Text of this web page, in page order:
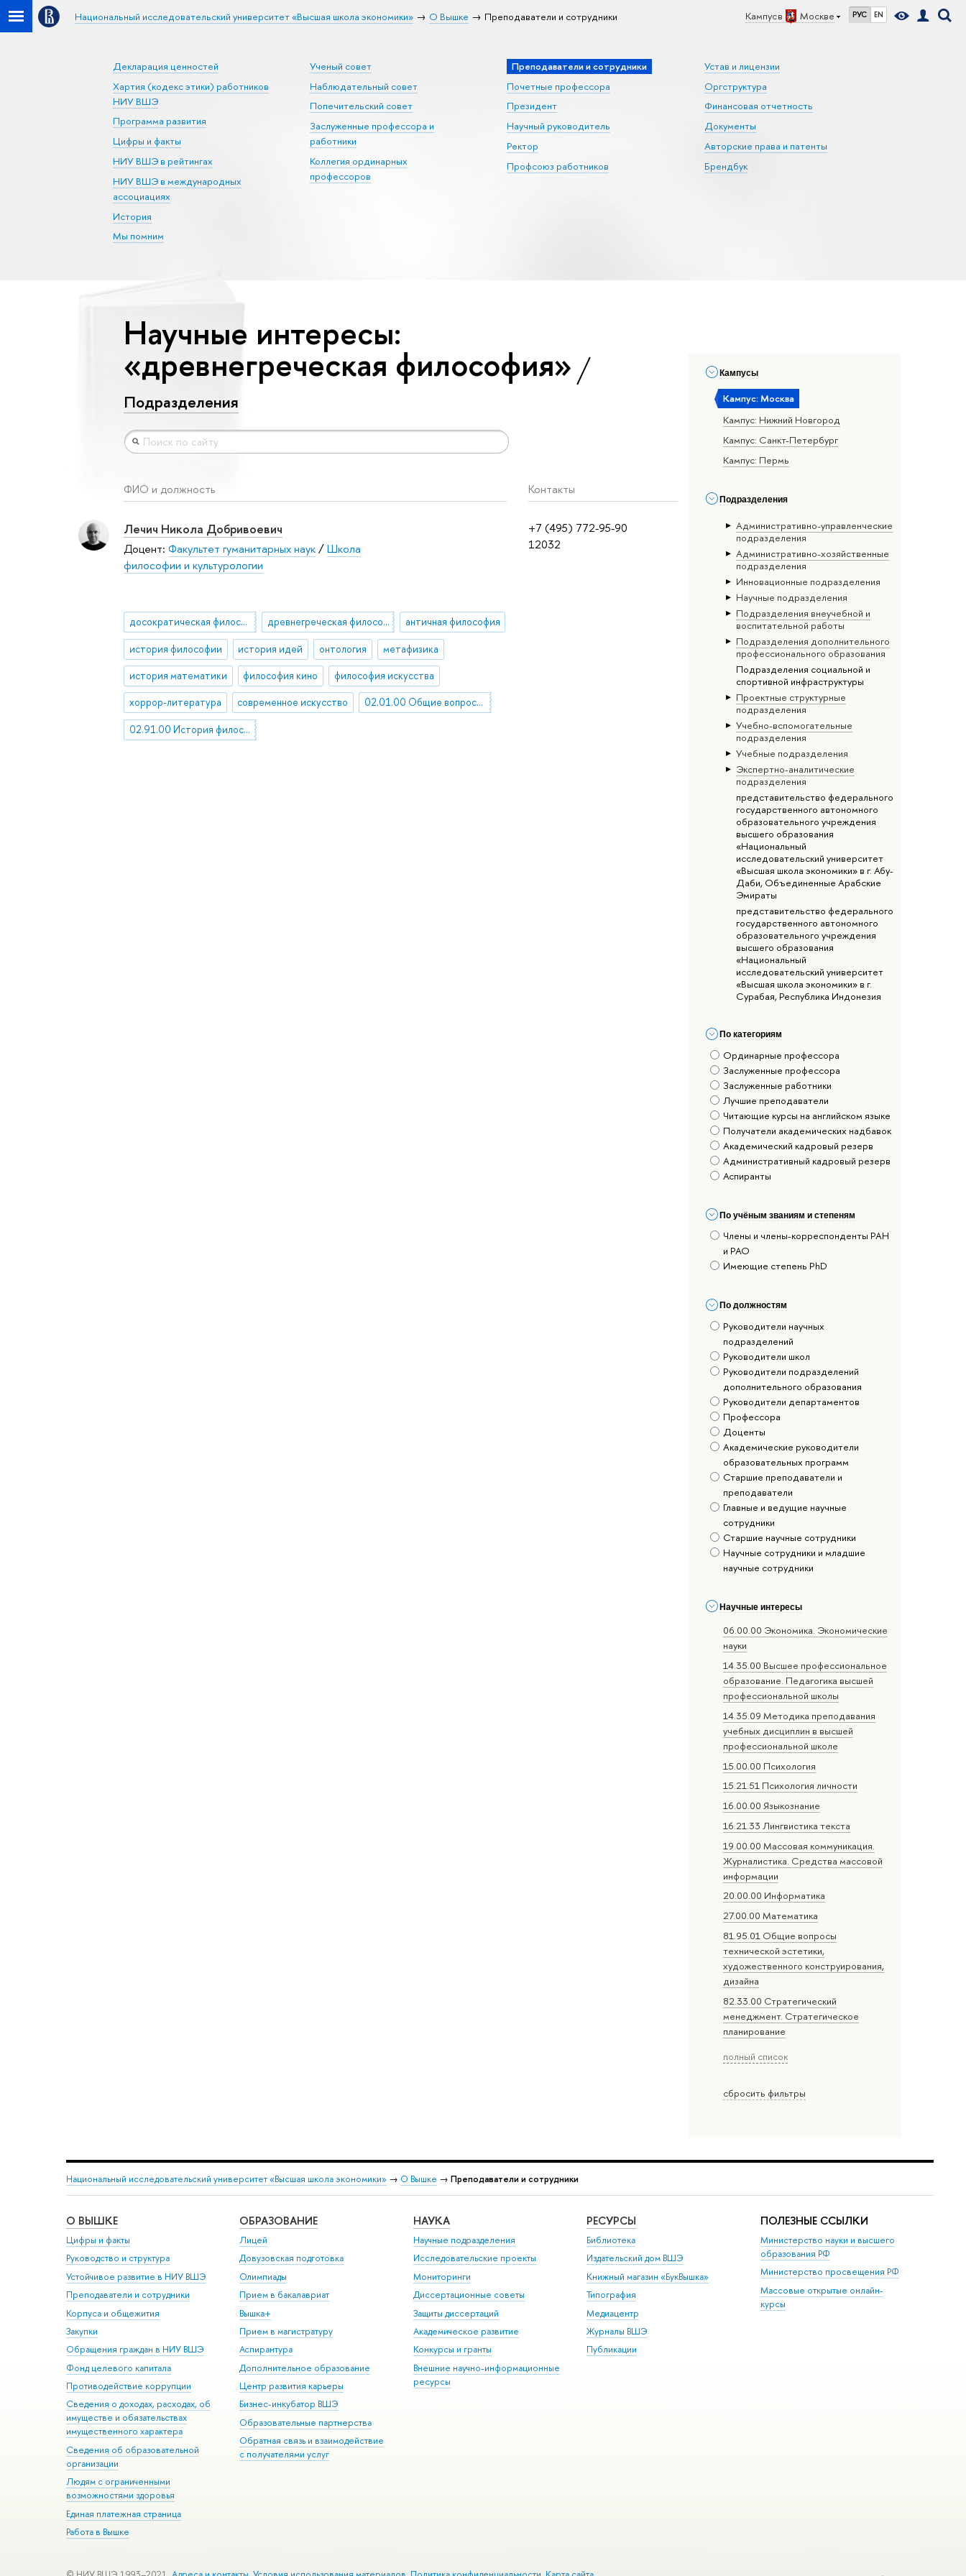
Кампус в Москве РУС EN
Национальный исследовательский университет «Высшая школа экономики» О Вышке Преподаватели и сотрудники
Декларация ценностей
Хартия (кодекс этики) работников
НИУ ВШЭ
Программа развития
Цифры и факты
НИУ ВШЭ в рейтингах
НИУ ВШЭ в международных
ассоциациях
История
Мы помним
Ученый совет
Наблюдательный совет
Попечительский совет
Заслуженные профессора и
работники
Коллегия ординарных
профессоров
Преподаватели и сотрудники
Почетные профессора
Президент
Научный руководитель
Ректор
Профсоюз работников
Устав и лицензии
Оргструктура
Финансовая отчетность
Документы
Авторские права и патенты
Брендбук
Кампусы
Кампус: Москва
Кампус: Нижний Новгород
Кампус: Санкт-Петербург
Кампус: Пермь
Подразделения
Административно-управленческие
подразделения
Административно-хозяйственные
подразделения
Инновационные подразделения
Научные подразделения
Подразделения внеучебной и
воспитательной работы
Подразделения дополнительного
профессионального образования
Подразделения социальной и
спортивной инфраструктуры
Проектные структурные
подразделения
Учебно-вспомогательные
подразделения
Учебные подразделения
Экспертно-аналитические
подразделения
представительство федерального
государственного автономного
образовательного учреждения
высшего образования
«Национальный
исследовательский университет
«Высшая школа экономики» в г. Абу-
Даби, Объединенные Арабские
Эмираты
представительство федерального
государственного автономного
образовательного учреждения
высшего образования
«Национальный
исследовательский университет
«Высшая школа экономики» в г.
Сурабая, Республика Индонезия
По категориям
Ординарные профессора
Заслуженные профессора
Заслуженные работники
Лучшие преподаватели
Читающие курсы на английском языке
Получатели академических надбавок
Академический кадровый резерв
Административный кадровый резерв
Аспиранты
По учёным званиям и степеням
Члены и члены-корреспонденты РАН
и РАО
Имеющие степень PhD
По должностям
Руководители научных
подразделений
Руководители школ
Руководители подразделений
дополнительного образования
Руководители департаментов
Профессора
Доценты
Академические руководители
образовательных программ
Старшие преподаватели и
преподаватели
Главные и ведущие научные
сотрудники
Старшие научные сотрудники
Научные сотрудники и младшие
научные сотрудники
Научные интересы
06.00.00 Экономика. Экономические
науки
14.35.00 Высшее профессиональное
образование. Педагогика высшей
профессиональной школы
14.35.09 Методика преподавания
учебных дисциплин в высшей
профессиональной школе
15.00.00 Психология
15.21.51 Психология личности
16.00.00 Языкознание
16.21.33 Лингвистика текста
19.00.00 Массовая коммуникация.
Журналистика. Средства массовой
информации
20.00.00 Информатика
27.00.00 Математика
81.95.01 Общие вопросы
технической эстетики,
художественного конструирования,
дизайна
82.33.00 Стратегический
менеджмент. Стратегическое
планирование
полный список
сбросить фильтры
Научные интересы:
«древнегреческая философия»
Подразделения
ФИО и должность Контакты
+7 (495) 772-95-90
12032
Лечич Никола Добривоевич
Доцент: Факультет гуманитарных наук/Школа
философии и культурологии
досократическая философия древнегреческая философия античная философия
история философии история идей онтология метафизика
история математики философия кино философия искусства
хоррор-литература современное искусство 02.01.00 Общие вопросы философии
02.91.00 История философии
Национальный исследовательский университет «Высшая школа экономики» → О Вышке → Преподаватели и сотрудники
О ВЫШКЕ
Цифры и факты
Руководство и структура
Устойчивое развитие в НИУ ВШЭ
Преподаватели и сотрудники
Корпуса и общежития
Закупки
Обращения граждан в НИУ ВШЭ
Фонд целевого капитала
Противодействие коррупции
Сведения о доходах, расходах, об
имуществе и обязательствах
имущественного характера
Сведения об образовательной
организации
Людям с ограниченными
возможностями здоровья
Единая платежная страница
Работа в Вышке
ОБРАЗОВАНИЕ
Лицей
Довузовская подготовка
Олимпиады
Прием в бакалавриат
Вышка+
Прием в магистратуру
Аспирантура
Дополнительное образование
Центр развития карьеры
Бизнес-инкубатор ВШЭ
Образовательные партнерства
Обратная связь и взаимодействие
с получателями услуг
НАУКА
Научные подразделения
Исследовательские проекты
Мониторинги
Диссертационные советы
Защиты диссертаций
Академическое развитие
Конкурсы и гранты
Внешние научно-информационные
ресурсы
РЕСУРСЫ
Библиотека
Издательский дом ВШЭ
Книжный магазин «БукВышка»
Типография
Медиацентр
Журналы ВШЭ
Публикации
ПОЛЕЗНЫЕ ССЫЛКИ
Министерство науки и высшего
образования РФ
Министерство просвещения РФ
Массовые открытые онлайн-
курсы